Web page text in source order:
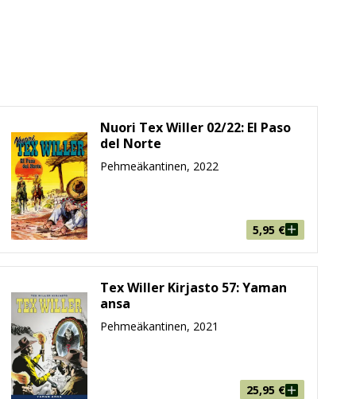
Näihin kuuluvat muun muassa muhkea
rakkaudella ja pieteetillä
myös klassikkouusintoja. Suosittujen Maxi-Tex -
kertovien tarinoiden jatkon odottelua. Jos
juuri sinulle.
Suuressa koossa huipputekijöiden taide pääsee
Nuori Tex Willer 02/22: El Paso
del Norte
Pehmeäkantinen, 2022
5,95 €
Tex Willer Kirjasto 57: Yaman
ansa
Pehmeäkantinen, 2021
25,95 €